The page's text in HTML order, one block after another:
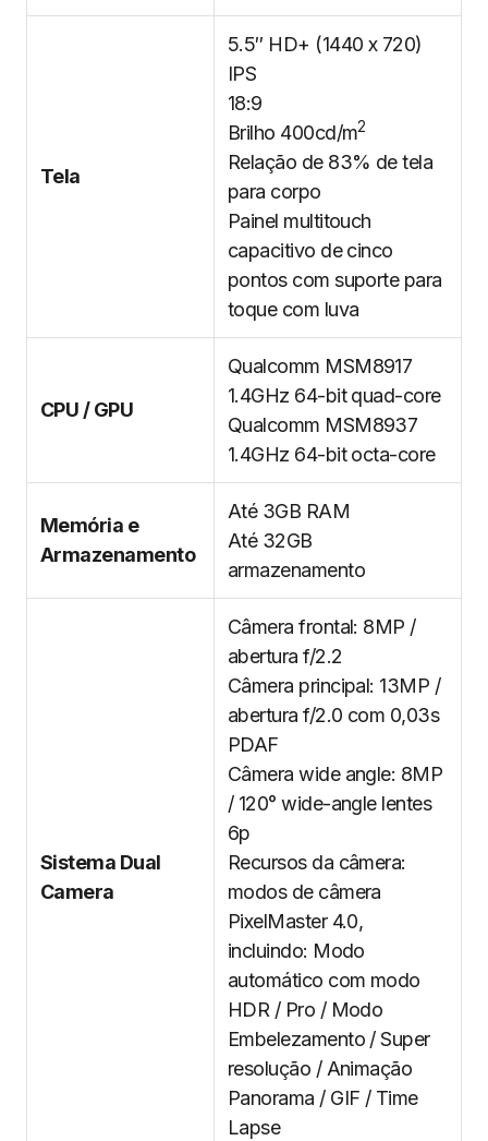
Tela
5.5″ HD+ (1440 x 720)
IPS
18:9
Brilho 400cd/m2
Relação de 83% de tela
para corpo
Painel multitouch
capacitivo de cinco
pontos com suporte para
toque com luva
CPU / GPU
Qualcomm MSM8917
1.4GHz 64-bit quad-core
Qualcomm MSM8937
1.4GHz 64-bit octa-core
Memória e
Armazenamento
Até 3GB RAM
Até 32GB
armazenamento
Sistema Dual
Camera
Câmera frontal: 8MP /
abertura f/2.2
Câmera principal: 13MP /
abertura f/2.0 com 0,03s
PDAF
Câmera wide angle: 8MP
/ 120° wide-angle lentes
6p
Recursos da câmera:
modos de câmera
PixelMaster 4.0,
incluindo: Modo
automático com modo
HDR / Pro / Modo
Embelezamento / Super
resolução / Animação
Panorama / GIF / Time
Lapse